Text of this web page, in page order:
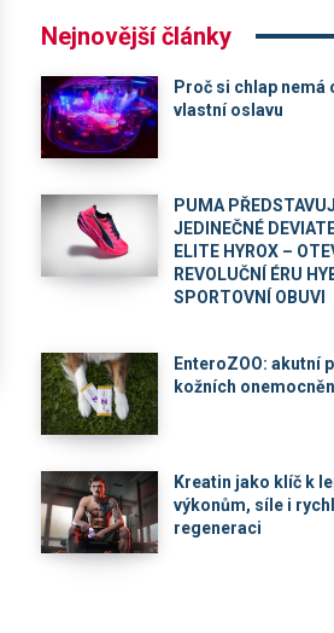
Nejnovější články
Proč si chlap
vlastní oslavu
PUMA
JEDINEČNÉ
ELITE HYROX –
REVOLUČNÍ ÉRU
SPORTOVNÍ OBUVI
EnteroZOO: akutní
kožních
Kreatin jako klíč k
výkonům, síle i
regeneraci